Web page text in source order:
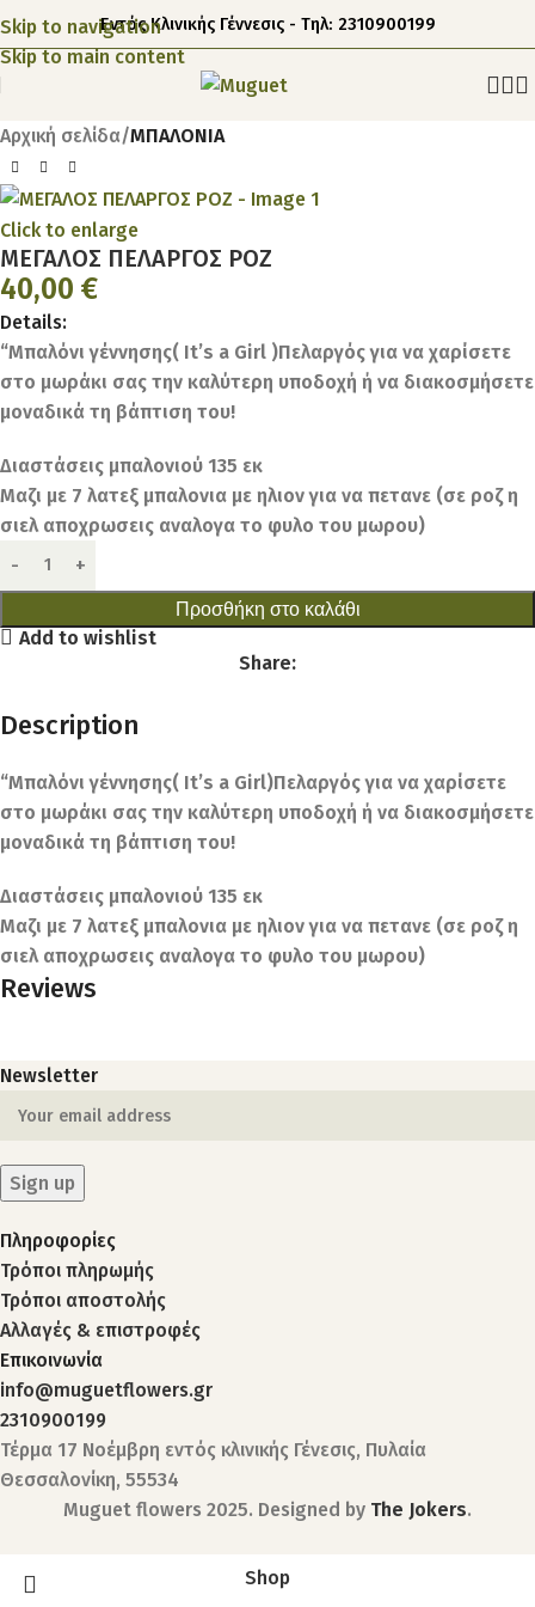
Skip to navigation
Skip to main content
Εντός Κλινικής Γέννεσις - Τηλ: 2310900199
Αρχική σελίδα ΜΠΑΛΟΝΙΑ
Click to enlarge
ΜΕΓΑΛΟΣ ΠΕΛΑΡΓΟΣ ΡΟΖ
40,00 €
Details:
“Μπαλόνι γέννησης( It’s a Girl )Πελαργός για να χαρίσετε
στο μωράκι σας την καλύτερη υποδοχή ή να διακοσμήσετε
μοναδικά τη βάπτιση του!
Διαστάσεις μπαλονιού 135 εκ
Μαζι με 7 λατεξ μπαλονια με ηλιον για να πετανε (σε ροζ η
σιελ αποχρωσεις αναλογα το φυλο του μωρου)
Προσθήκη στο καλάθι
Add to wishlist
Share:
Description
“Μπαλόνι γέννησης( It’s a Girl)Πελαργός για να χαρίσετε
στο μωράκι σας την καλύτερη υποδοχή ή να διακοσμήσετε
μοναδικά τη βάπτιση του!
Διαστάσεις μπαλονιού 135 εκ
Μαζι με 7 λατεξ μπαλονια με ηλιον για να πετανε (σε ροζ η
σιελ αποχρωσεις αναλογα το φυλο του μωρου)
Reviews
Newsletter
Πληροφορίες
Τρόποι πληρωμής
Τρόποι αποστολής
Αλλαγές & επιστροφές
Επικοινωνία
info@muguetflowers.gr
2310900199
Τέρμα 17 Νοέμβρη εντός κλινικής Γένεσις, Πυλαία
Θεσσαλονίκη, 55534
Muguet flowers 2025. Designed by The Jokers.
Shop